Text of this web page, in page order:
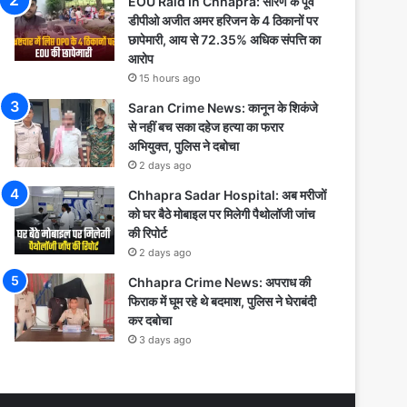
डीपीओ अजीत अमर हरिजन के 4 ठिकानों पर
छापेमारी, आय से 72.35% अधिक संपत्ति का
आरोप
15 hours ago
Saran Crime News: कानून के शिकंजे
से नहीं बच सका दहेज हत्या का फरार
अभियुक्त, पुलिस ने दबोचा
2 days ago
Chhapra Sadar Hospital: अब मरीजों
को घर बैठे मोबाइल पर मिलेगी पैथोलॉजी जांच
की रिपोर्ट
2 days ago
Chhapra Crime News: अपराध की
फिराक में घूम रहे थे बदमाश, पुलिस ने घेराबंदी
कर दबोचा
3 days ago